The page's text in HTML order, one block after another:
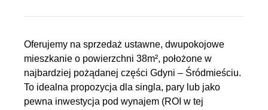
Oferujemy na sprzedaż ustawne, dwupokojowe
mieszkanie o powierzchni 38m², położone w
najbardziej pożądanej części Gdyni – Śródmieściu.
To idealna propozycja dla singla, pary lub jako
pewna inwestycja pod wynajem (ROI w tej